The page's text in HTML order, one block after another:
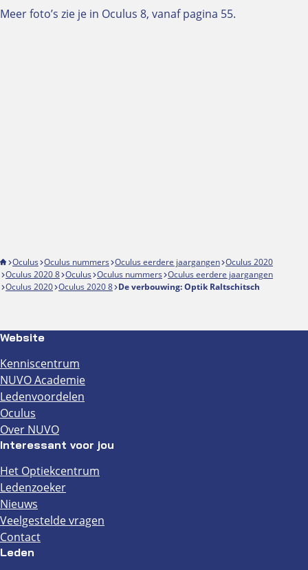
Meer foto’s zie je in Oculus 8, vanaf pagina 55.
Oculus Oculus nummers Oculus eerdere jaargangen Oculus 2020
Oculus 2020 8 Oculus Oculus nummers Oculus eerdere jaargangen
Oculus 2020 Oculus 2020 8 De verbouwing: Optik Raltschitsch
Website
Kenniscentrum
NUVO Academie
Ledenvoordelen
Oculus
Over NUVO
Interessant voor jou
Het Optiekcentrum
Ledenzoeker
Nieuws
Veelgestelde vragen
Contact
Leden